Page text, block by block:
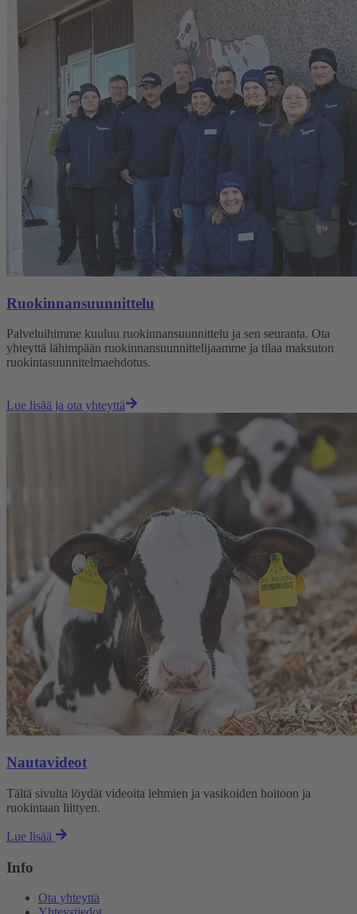
Ruokinnansuunnittelu
Palveluihimme kuuluu ruokinnansuunnittelu ja sen seuranta. Ota
yhteyttä lähimpään ruokinnansuunnittelijaamme ja tilaa maksuton
ruokintasuunnitelmaehdotus.
Lue lisää ja ota yhteyttä
Nautavideot
Tältä sivulta löydät videoita lehmien ja vasikoiden hoitoon ja
ruokintaan liittyen.
Lue lisää
Info
Ota yhteyttä